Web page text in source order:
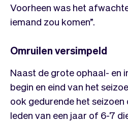
Voorheen was het
iemand zou komen”.
Omruilen versimpeld
Naast de grote ophaal- en
begin en eind van het
ook gedurende het
leden van een jaar of 6-7